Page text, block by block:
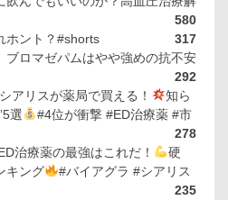
580
ホント？#shorts
317
ブロマゼパムはやや強めの抗不安
292
アリスが薬局で買える！
知ら
選
#4位が衝撃 #ED治療薬 #市
278
ED治療薬の最強はこれだ！
硬
キング
#バイアグラ #シアリス
235